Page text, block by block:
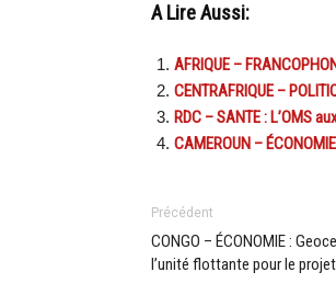
A Lire Aussi:
AFRIQUE –
CENTRAFRIQUE –
RDC – SANTE : L’OMS
CAMEROUN –
Précédent
CONGO – ÉCONOMIE :
l’unité flottante pour le projet